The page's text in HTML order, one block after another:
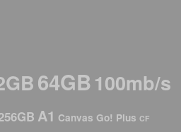
64GB100mb/s
A1 Canvas Go! Plus CF